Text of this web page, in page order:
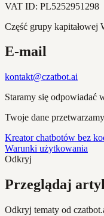
VAT ID: PL5252951298
Część grupy kapitałowej
E-mail
kontakt@czatbot.ai
Staramy się odpowiadać
Twoje dane
Kreator chatbotów bez
Warunki użytkowania
Odkryj
Przeglądaj
Odkryj tematy od